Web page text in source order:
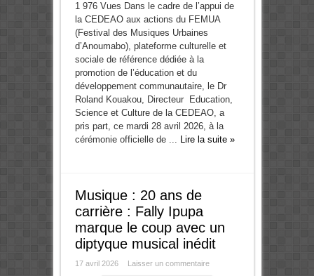
1 976 Vues Dans le cadre de l’appui de
la CEDEAO aux actions du FEMUA
(Festival des Musiques Urbaines
d’Anoumabo), plateforme culturelle et
sociale de référence dédiée à la
promotion de l’éducation et du
développement communautaire, le Dr
Roland Kouakou, Directeur Education,
Science et Culture de la CEDEAO, a
pris part, ce mardi 28 avril 2026, à la
cérémonie officielle de ... Lire la suite »
Musique : 20 ans de
carrière : Fally Ipupa
marque le coup avec un
diptyque musical inédit
17 avril 2026 Laisser un commentaire